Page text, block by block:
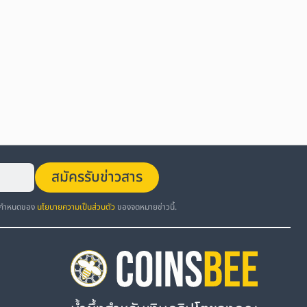
สมัครรับข่าวสาร
ำหนดของ นโยบายความเป็นส่วนตัว ของจดหมายข่าวนี้.